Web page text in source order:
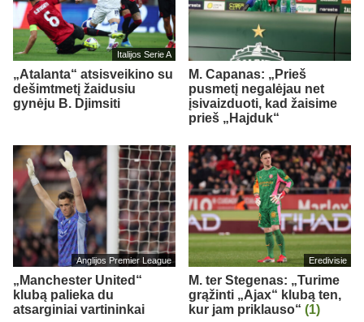
Italijos Serie A
„Atalanta“ atsisveikino su
dešimtmetį žaidusiu
gynėju B. Djimsiti
M. Capanas: „Prieš
pusmetį negalėjau net
įsivaizduoti, kad žaisime
prieš „Hajduk“
Anglijos Premier League
„Manchester United“
klubą palieka du
atsarginiai vartininkai
Eredivisie
M. ter Stegenas: „Turime
grąžinti „Ajax“ klubą ten,
kur jam priklauso“ (1)